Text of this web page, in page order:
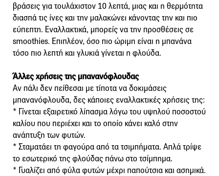
βράσεις για τουλάχιστον 10 λεπτά, μιας και η θερμότητα
διασπά τις ίνες και την μαλακώνει κάνοντας την και πιο
εύπεπτη. Εναλλακτικά, μπορείς να την προσθέσεις σε
smoothies. Επιπλέον, όσο πιο ώριμη είναι η μπανάνα
τόσο πιο λεπτή και γλυκιά γίνεται η φλούδα.
Άλλες χρήσεις της μπανανόφλουδας
Αν πάλι δεν πείθεσαι με τίποτα να δοκιμάσεις
μπανανόφλουδα, δες κάποιες εναλλακτικές χρήσεις της:
* Γίνεται εξαιρετικό λίπασμα λόγω του υψηλού ποσοστού
καλίου που περιέχει και το οποίο κάνει καλό στην
ανάπτυξη των φυτών.
* Σταματάει τη φαγούρα από τα τσιμπήματα. Απλά τρίψε
το εσωτερικό της φλούδας πάνω στο τσίμπημα.
* Γυαλίζει από φύλα φυτών μέχρι παπούτσια και ασημικά.